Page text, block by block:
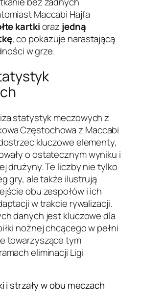
Maccabi Hajfa
kartkioraz jedną
, co pokazuje narastającą
w grze.
statystyk meczowych z
Częstochowa z Maccabi
kluczowe elementy,
o ostatecznym wyniku i
drużyny. Te liczby nie tylko
gry, ale także ilustrują
obu zespołów i ich
w trakcie rywalizacji.
danych jest kluczowe dla
nożnej chcącego w pełni
towarzyszące tym
eliminacji Ligi
i strzały w obu meczach